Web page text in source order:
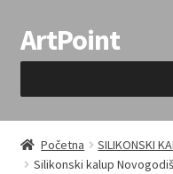
Preskoči
na
Skoči
do
ArtPoint
Uvjeti prodaje
Početna SILIKONSKI
Silikonski kalup